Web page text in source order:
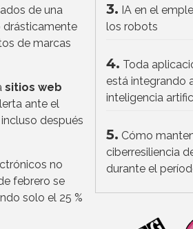
de una
drásticamente
de marcas
sitios web
ante el
incluso después
no
febrero se
solo el 25 %
3. IA en el
los robots
4. Toda
está integrando
inteligencia
5. Cómo
ciberresiliencia
durante el